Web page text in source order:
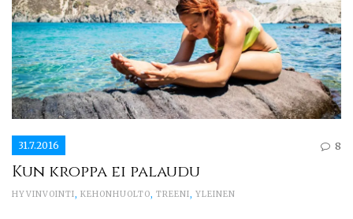
31.7.2016 8
Kun kroppa ei palaudu
HYVINVOINTI, KEHONHUOLTO, TREENI, YLEINEN